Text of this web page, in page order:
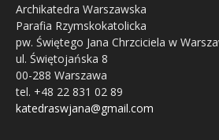
Archikatedra Warszawska
Parafia Rzymskokatolicka
pw. Świętego Jana Chrzciciela w
ul. Świętojańska 8
00-288 Warszawa
tel. +48 22 831 02 89
katedraswjana@gmail.com